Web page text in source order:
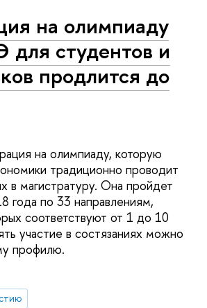
на олимпиаду
студентов и
продлится до
на олимпиаду, которую
традиционно проводит
в магистратуру. Она пройдет
года по 33 направлениям,
соответствуют от 1 до 10
участие в состязаниях можно
профилю.